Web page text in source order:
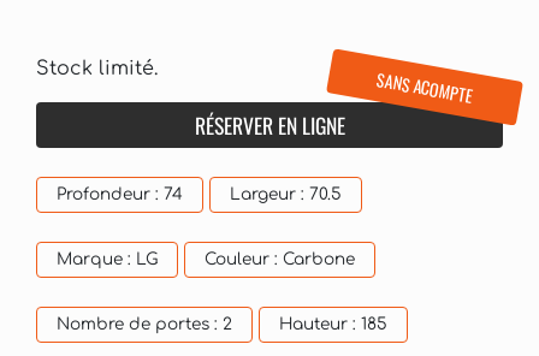
Stock limité.
RÉSERVER EN LIGNE
SANS ACOMPTE
Profondeur : 74 Largeur : 70.5
Marque : LG Couleur : Carbone
Nombre de portes : 2 Hauteur : 185